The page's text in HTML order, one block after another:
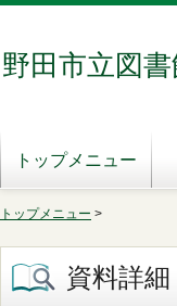
野田市立図書
トップメニュー
トップメニュー >
資料詳細